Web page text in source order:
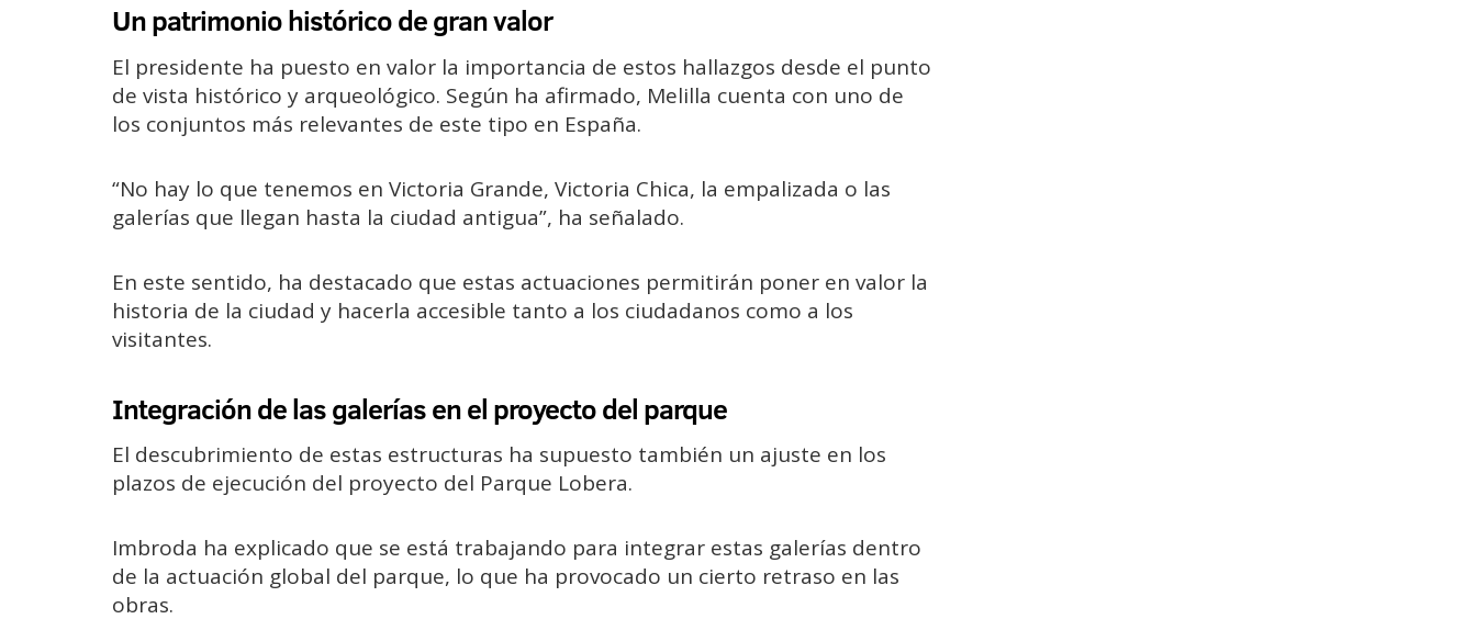
Un patrimonio histórico de gran valor
El presidente ha puesto en valor la importancia de estos hallazgos desde el punto
de vista histórico y arqueológico. Según ha afirmado, Melilla cuenta con uno de
los conjuntos más relevantes de este tipo en España.
“No hay lo que tenemos en Victoria Grande, Victoria Chica, la empalizada o las
galerías que llegan hasta la ciudad antigua”, ha señalado.
En este sentido, ha destacado que estas actuaciones permitirán poner en valor la
historia de la ciudad y hacerla accesible tanto a los ciudadanos como a los
visitantes.
Integración de las galerías en el proyecto del parque
El descubrimiento de estas estructuras ha supuesto también un ajuste en los
plazos de ejecución del proyecto del Parque Lobera.
Imbroda ha explicado que se está trabajando para integrar estas galerías dentro
de la actuación global del parque, lo que ha provocado un cierto retraso en las
obras.